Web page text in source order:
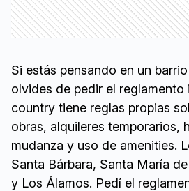
Si estás pensando en un
olvides de pedir el reglamento
country tiene reglas propias
obras, alquileres temporarios,
mudanza y uso de amenities.
Santa Bárbara, Santa María
y Los Álamos. Pedí el